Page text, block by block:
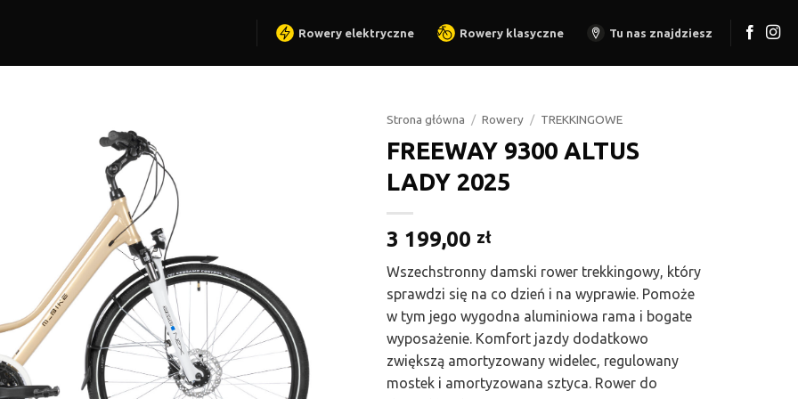
Rowery elektryczne Rowery klasyczne Tu nas znajdziesz
Strona główna / Rowery / TREKKINGOWE
FREEWAY 9300 ALTUS
LADY 2025
3 199,00 zł
Wszechstronny damski rower trekkingowy, który
sprawdzi się na co dzień i na wyprawie. Pomoże
w tym jego wygodna aluminiowa rama i bogate
wyposażenie. Komfort jazdy dodatkowo
zwiększą amortyzowany widelec, regulowany
mostek i amortyzowana sztyca. Rower do